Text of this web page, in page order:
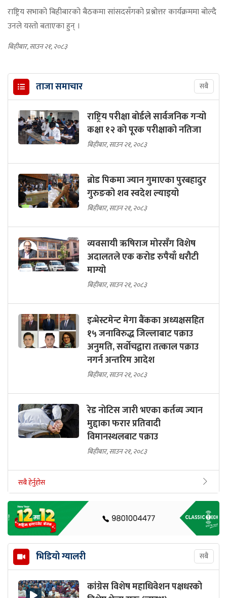
राष्ट्रिय सभाको बिहीबारको बैठकमा सांसदसँगको प्रश्नोत्तर कार्यक्रममा बोल्दै
उनले यस्तो बताएका हुन् ।
बिहीबार, साउन २१, २०८३
ताजा समाचार सबै
राष्ट्रिय परीक्षा बोर्डले सार्वजनिक गर्‍यो
कक्षा १२ को पूरक परीक्षाको नतिजा
बिहीबार, साउन २१, २०८३
ब्रोड पिकमा ज्यान गुमाएका पुरबहादुर
गुरुङको शव स्वदेश ल्याइयो
बिहीबार, साउन २१, २०८३
व्यवसायी ऋषिराज मोरसँग विशेष
अदालतले एक करोड रुपैयाँ धरौटी
माग्यो
बिहीबार, साउन २१, २०८३
इन्भेस्टमेन्ट मेगा बैंकका अध्यक्षसहित
१५ जनाविरुद्ध जिल्लाबाट पक्राउ
अनुमति, सर्वोचद्वारा तत्काल पक्राउ
नगर्न अन्तरिम आदेश
बिहीबार, साउन २१, २०८३
रेड नोटिस जारी भएका कर्तव्य ज्यान
मुद्दाका फरार प्रतिवादी
विमानस्थलबाट पक्राउ
बिहीबार, साउन २१, २०८३
सबै हेर्नुहोस
भिडियो ग्यालरी सबै
कांग्रेस विशेष महाधिवेशन पक्षधरको